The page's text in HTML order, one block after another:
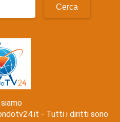
- Tutti i diritti sono